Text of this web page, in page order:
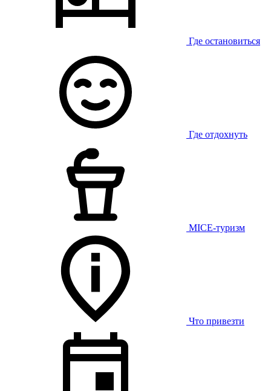
Где остановиться
Где отдохнуть
MICE-туризм
Что привезти